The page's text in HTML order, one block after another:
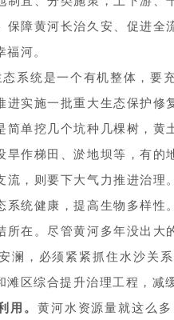
保障黄河长治久安、促进
河。
态系统是一个有机整体，要
进实施一批重大生态保护
简单挖几个坑种几棵树，
旱作梯田、淤地坝等，有
流，则要下大气力推进治
系统健康，提高生物多样性
所在。尽管黄河多年没出
澜，必须紧紧抓住水沙关
滩区综合提升治理工程，减
用。 黄河水资源量就这么